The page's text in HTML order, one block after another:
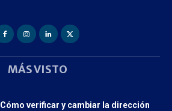
MÁS VISTO
Cómo verificar y cambiar la dirección